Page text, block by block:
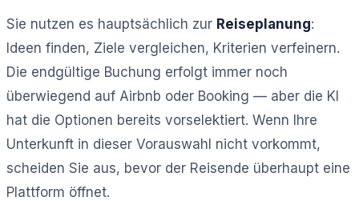
Sie nutzen es hauptsächlich zur Reiseplanung:
Ideen finden, Ziele vergleichen, Kriterien verfeinern.
Die endgültige Buchung erfolgt immer noch
überwiegend auf Airbnb oder Booking — aber die KI
hat die Optionen bereits vorselektiert. Wenn Ihre
Unterkunft in dieser Vorauswahl nicht vorkommt,
scheiden Sie aus, bevor der Reisende überhaupt eine
Plattform öffnet.